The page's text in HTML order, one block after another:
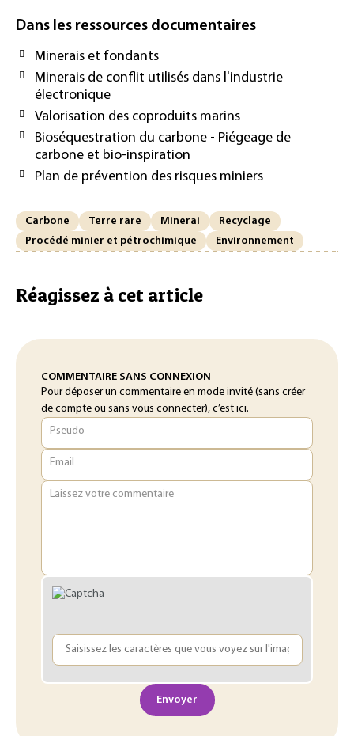
Dans les ressources documentaires
Minerais et fondants
Minerais de conflit utilisés dans l'industrie
électronique
Valorisation des coproduits marins
Bioséquestration du carbone - Piégeage de
carbone et bio-inspiration
Plan de prévention des risques miniers
Carbone Terre rare Minerai
Recyclage
Procédé minier et pétrochimique
Environnement
Réagissez à cet article
COMMENTAIRE SANS CONNEXION
Pour déposer un commentaire en mode invité (sans créer
de compte ou sans vous connecter), c’est ici.
Pseudo
Email
Laissez votre commentaire
Envoyer